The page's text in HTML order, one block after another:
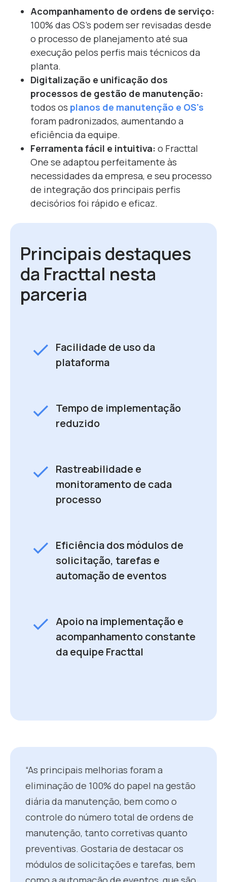
Acompanhamento de ordens de serviço:
100% das OS's podem ser revisadas desde
o processo de planejamento até sua
execução pelos perfis mais técnicos da
planta.
Digitalização e unificação dos
processos de gestão de manutenção:
todos os planos de manutenção e OS's
foram padronizados, aumentando a
eficiência da equipe.
Ferramenta fácil e intuitiva: o Fracttal
One se adaptou perfeitamente às
necessidades da empresa, e seu processo
de integração dos principais perfis
decisórios foi rápido e eficaz.
Principais destaques
da Fracttal nesta
parceria
check Facilidade de uso da
plataforma
check Tempo de implementação
reduzido
check Rastreabilidade e
monitoramento de cada
processo
check Eficiência dos módulos de
solicitação, tarefas e
automação de eventos
check Apoio na implementação e
acompanhamento constante
da equipe Fracttal
“As principais melhorias foram a
eliminação de 100% do papel na gestão
diária da manutenção, bem como o
controle do número total de ordens de
manutenção, tanto corretivas quanto
preventivas. Gostaria de destacar os
módulos de solicitações e tarefas, bem